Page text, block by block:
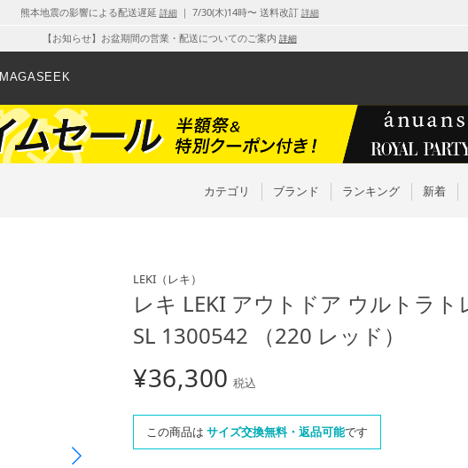
熊本地震の影響による配送遅延 詳細｜ 7/30(木)14時〜 送料改訂 詳細
【お知らせ】お盆期間の営業・配送についてのご案内 詳細
MAGASEEK
カテゴリ ブランド ランキング 新着
LEKI （レキ）
レキ LEKI アウトドア ウルトラト
SL 1300542 （220 レッド）
¥36,300 税込
この商品は サイズ交換無料・返品可能です